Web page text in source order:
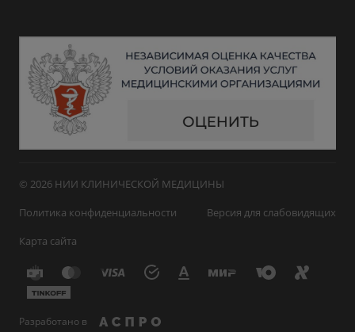
© 2026 НИИ КЛИНИЧЕСКОЙ МЕДИЦИНЫ
Политика конфиденциальности
Версия для слабовидящих
Карта сайта
Разработано в